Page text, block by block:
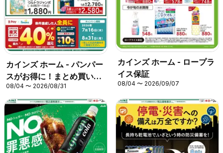
カインズ ホーム - パンパー
スがお得に！まとめ買いの
大チャンス！〇
08/04 〜 2026/08/31
カインズ ホーム - ロープラ
イス保証
08/04 〜 2026/09/07